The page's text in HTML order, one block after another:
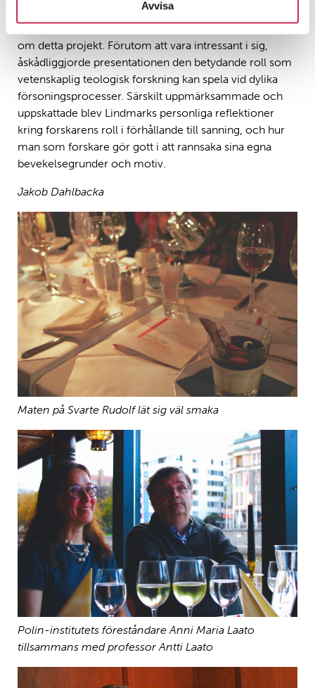
Avvisa
försoningsarbete som pågått mellan Svenska kyrkan
och samerna. Lindmarks keynote-föredrag handlade
om detta projekt. Förutom att vara intressant i sig,
åskådliggjorde presentationen den betydande roll som
vetenskaplig teologisk forskning kan spela vid dylika
försoningsprocesser. Särskilt uppmärksammade och
uppskattade blev Lindmarks personliga reflektioner
kring forskarens roll i förhållande till sanning, och hur
man som forskare gör gott i att rannsaka sina egna
bevekelsegrunder och motiv.
Jakob Dahlbacka
Maten på Svarte Rudolf lät sig väl smaka
Polin-institutets föreståndare Anni Maria Laato
tillsammans med professor Antti Laato